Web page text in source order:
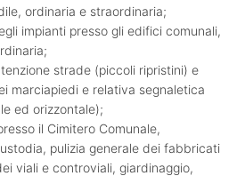
ordinaria e straordinaria;
impianti presso gli edifici comunali,
strade (piccoli ripristini) e
marciapiedi e relativa segnaletica
ed orizzontale);
il Cimitero Comunale,
pulizia generale dei fabbricati
viali e controviali, giardinaggio,